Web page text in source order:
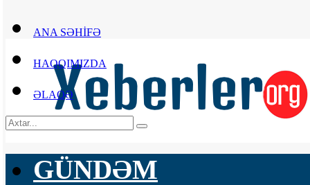
ANA SƏHİFƏ
HAQQIMIZDA
ƏLAQƏ
GÜNDƏM